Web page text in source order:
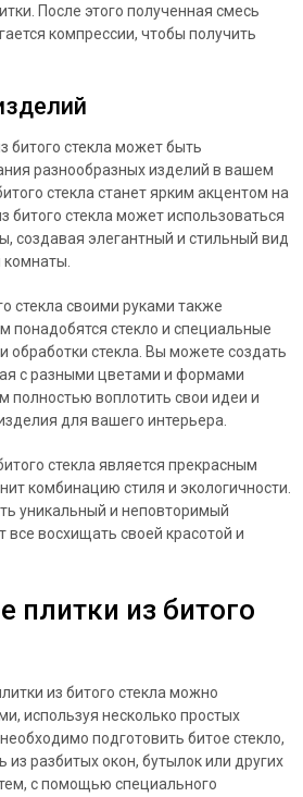
После этого полученная смесь
компрессии, чтобы получить
битого стекла может быть
разнообразных изделий в вашем
стекла станет ярким акцентом на
битого стекла может использоваться
создавая элегантный и стильный вид
стекла своими руками также
понадобятся стекло и специальные
обработки стекла. Вы можете создать
с разными цветами и формами
полностью воплотить свои идеи и
для вашего интерьера.
стекла является прекрасным
комбинацию стиля и экологичности.
уникальный и неповторимый
все восхищать своей красотой и
плитки из битого
из битого стекла можно
используя несколько простых
подготовить битое стекло,
разбитых окон, бутылок или других
с помощью специального